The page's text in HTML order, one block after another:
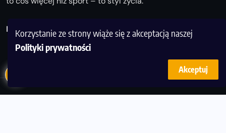
Korzystanie ze strony wiąże się z akceptacją naszej
Polityki prywatności
Akceptuj
Biegaj z nami i odkrywaj swoją najlepszą wersję!